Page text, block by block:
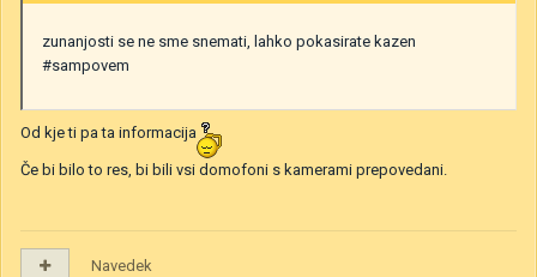
zunanjosti se ne sme snemati, lahko pokasirate kazen
#sampovem
Od kje ti pa ta informacija
Če bi bilo to res, bi bili vsi domofoni s kamerami prepovedani.
Navedek